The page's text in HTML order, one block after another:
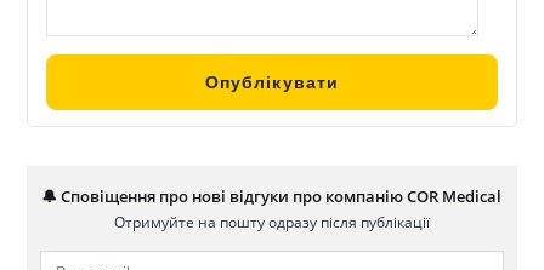
🔔 Сповіщення про нові відгуки про компанію COR Medical
Отримуйте на пошту одразу після публікації